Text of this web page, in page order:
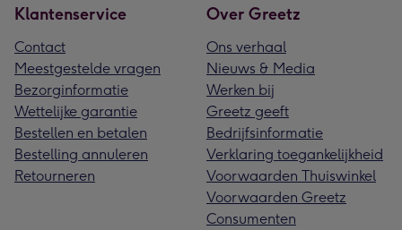
Klantenservice
Contact
Meestgestelde vragen
Bezorginformatie
Wettelijke garantie
Bestellen en betalen
Bestelling annuleren
Retourneren
Over Greetz
Ons verhaal
Nieuws & Media
Werken bij
Greetz geeft
Bedrijfsinformatie
Verklaring toegankelijkheid
Voorwaarden Thuiswinkel
Voorwaarden Greetz
Consumenten